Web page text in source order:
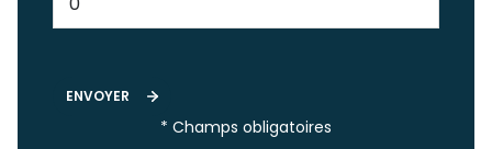
ENVOYER
* Champs obligatoires